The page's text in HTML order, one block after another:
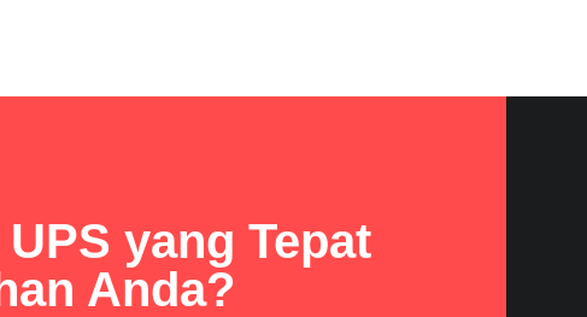
yang Tepat
Anda?